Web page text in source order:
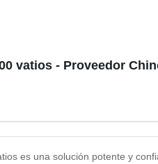
vatios - Proveedor
es una solución potente y